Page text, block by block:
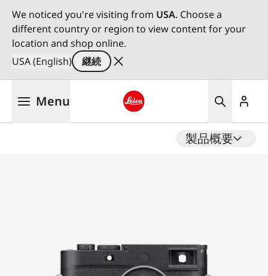
We noticed you're visiting from USA. Choose a
different country or region to view content for your
location and shop online.
USA (English)
継続
Menu
製品概要